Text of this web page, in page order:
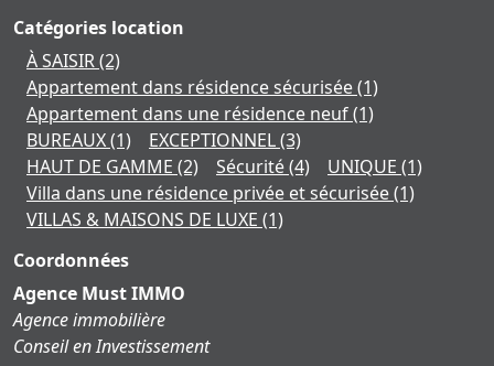
Catégories location
À SAISIR(2)
Appartement dans résidence sécurisée(1)
Appartement dans une résidence neuf(1)
BUREAUX(1) EXCEPTIONNEL(3)
HAUT DE GAMME (2) Sécurité(4) UNIQUE (1)
Villa dans une résidence privée et sécurisée(1)
VILLAS & MAISONS DE LUXE (1)
Coordonnées
Agence Must IMMO
Agence immobilière
Conseil en Investissement